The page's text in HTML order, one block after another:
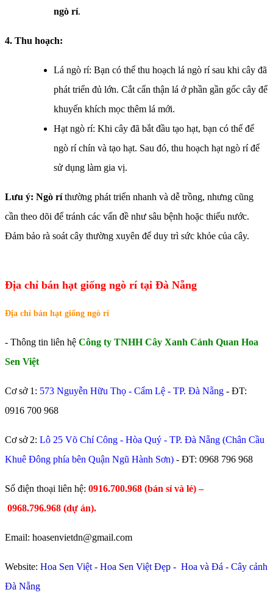
ngò rí.
4. Thu hoạch:
Lá ngò rí: Bạn có thể thu hoạch lá ngò rí sau khi cây đã
phát triển đủ lớn. Cắt cẩn thận lá ở phần gần gốc cây để
khuyến khích mọc thêm lá mới.
Hạt ngò rí: Khi cây đã bắt đầu tạo hạt, bạn có thể để
ngò rí chín và tạo hạt. Sau đó, thu hoạch hạt ngò rí để
sử dụng làm gia vị.
Lưu ý: Ngò ríthường phát triển nhanh và dễ trồng, nhưng cũng
cần theo dõi để tránh các vấn đề như sâu bệnh hoặc thiếu nước.
Đảm bảo rà soát cây thường xuyên để duy trì sức khỏe của cây.
Địa chỉ bán hạt giống ngò rí tại Đà Nẵng
Địa chỉ bán hạt giống ngò rí
- Thông tin liên hệ Công ty TNHH Cây Xanh Cảnh Quan Hoa
Sen Việt
Cơ sở 1: 573 Nguyễn Hữu Thọ - Cẩm Lệ - TP. Đà Nẵng - ĐT:
0916 700 968
Cơ sở 2: Lô 25 Võ Chí Công - Hòa Quý - TP. Đà Nẵng (Chân Cầu
Khuê Đông phía bên Quận Ngũ Hành Sơn) - ĐT: 0968 796 968
​Số điện thoại liên hệ: 0916.700.968 (bán sỉ và lẻ) –
0968.796.968 (dự án).
Email: hoasenvietdn@gmail.com
Website: Hoa Sen Việt - Hoa Sen Việt Đẹp - Hoa và Đá - Cây cảnh
Đà Nẵng